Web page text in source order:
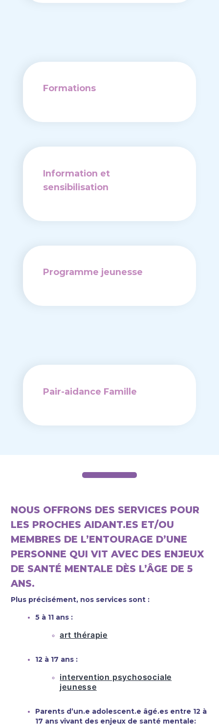
Formations
Information et
sensibilisation
Programme jeunesse
Pair-aidance Famille
NOUS OFFRONS DES SERVICES POUR
LES PROCHES AIDANT.ES ET/OU
MEMBRES DE L’ENTOURAGE D’UNE
PERSONNE QUI VIT AVEC DES ENJEUX
DE SANTÉ MENTALE DÈS L’ÂGE DE 5
ANS.
Plus précisément, nos services sont :
5 à 11 ans :
art thérapie
12 à 17 ans :
intervention psychosociale
jeunesse
Parents d’un.e adolescent.e âgé.es entre 12 à
17 ans vivant des enjeux de santé mentale: